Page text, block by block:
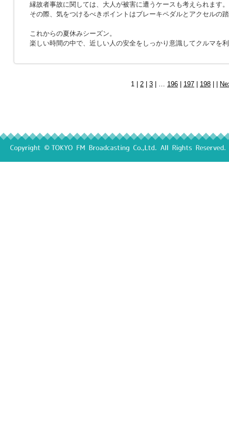
縁故者事故に関しては、大人が被害に遭うケースも考えられます。
その際、気をつけるべきポイントはブレーキペダルとアクセルの
これからの夏休みシーズン。
楽しい時間の中で、近しい人の安全をしっかり意識してクルマを
1 | 2 3 | … 196 197 198